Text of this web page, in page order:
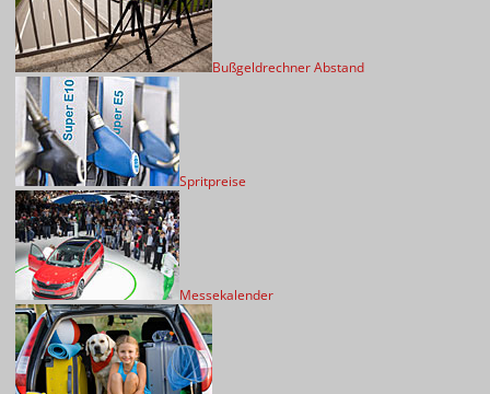
Bußgeldrechner Abstand
Spritpreise
Messekalender